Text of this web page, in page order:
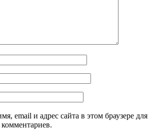
email и адрес сайта в этом браузере для